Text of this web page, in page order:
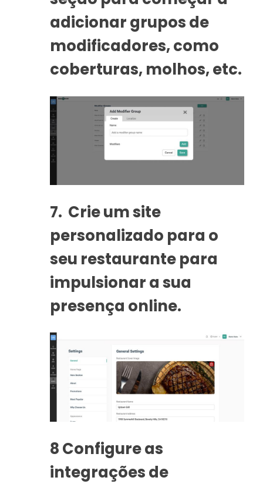
adicionar grupos de
modificadores, como
coberturas, molhos, etc.
7. Crie um site
personalizado para o
seu restaurante para
impulsionar a sua
presença online.
8Configure as
integrações de